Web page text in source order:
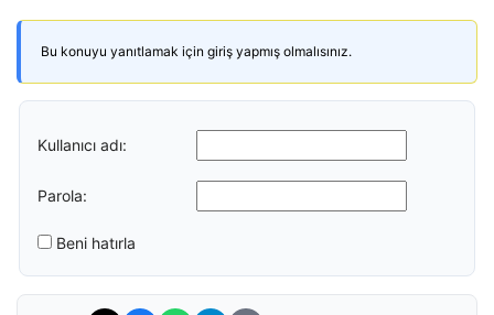
Bu konuyu yanıtlamak için giriş yapmış olmalısınız.
Kullanıcı adı:
Parola:
Beni hatırla